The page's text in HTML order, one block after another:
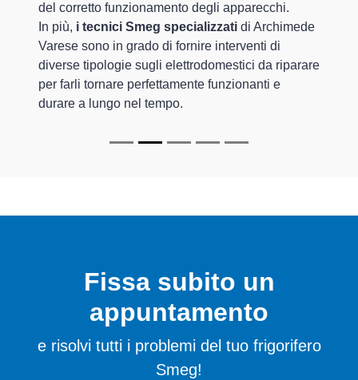
del corretto funzionamento degli apparecchi.
In più, i tecnici Smeg specializzati di Archimede
Varese sono in grado di fornire interventi di
diverse tipologie sugli elettrodomestici da riparare
per farli tornare perfettamente funzionanti e
durare a lungo nel tempo.
Fissa subito un
appuntamento
e risolvi tutti i problemi del tuo frigorifero
Smeg!